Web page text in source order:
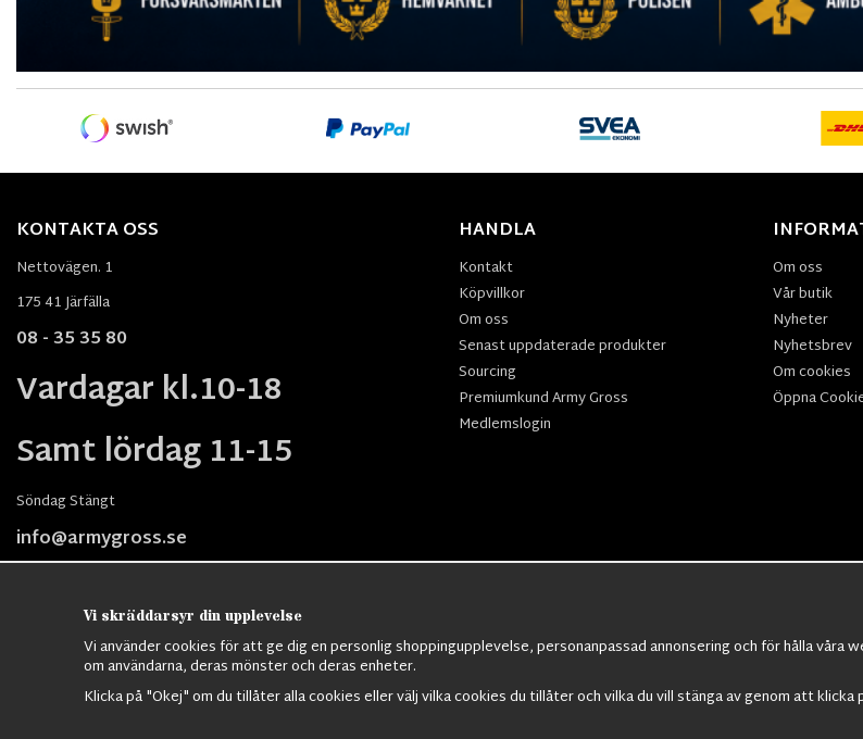
KONTAKTA OSS
Nettovägen. 1
175 41 Järfälla
08 - 35 35 80
Vardagar kl.10-18
Samt lördag 11-15
Söndag Stängt
info@armygross.se
HANDLA
Kontakt
Köpvillkor
Om oss
Senast uppdaterade produkter
Sourcing
Premiumkund Army Gross
Medlemslogin
Om oss
Vår butik
Nyheter
Nyhetsbrev
Om cookies
Öppna
Nordens största utbud avMilitärkläder M90 kläder, Militärtöverskott, Militärutrustning
M65 Jackor,Bomberjackor,Militärkängor,Militära Ryggsäckar,Vintage Army kläder,
Vi skräddarsyr din upplevelse
Vi använder cookies för att ge dig en personlig shoppingupplevelse, personanpassad annonsering och för hålla
om användarna, deras mönster och deras enheter.
Klicka på "Okej" om du tillåter alla cookies eller välj vilka cookies du tillåter och vilka du vill stänga av genom att klicka